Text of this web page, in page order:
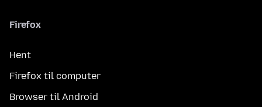
Firefox
Hent
Firefox til computer
Browser til Android